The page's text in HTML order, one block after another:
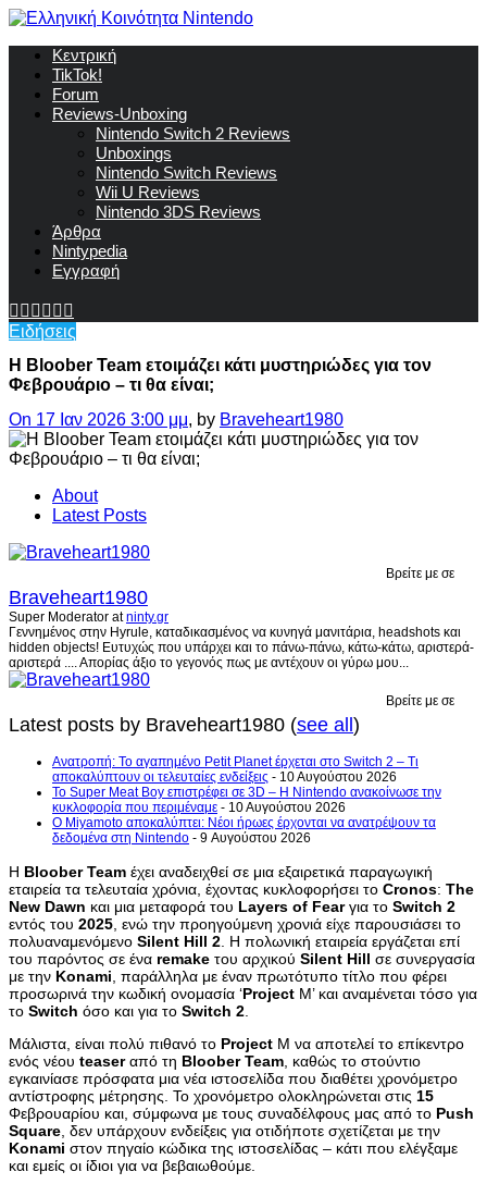
Κεντρική
TikTok!
Forum
Reviews-Unboxing
Nintendo Switch 2 Reviews
Unboxings
Nintendo Switch Reviews
Wii U Reviews
Nintendo 3DS Reviews
Άρθρα
Nintypedia
Εγγραφή
Ειδήσεις
Η Bloober Team ετοιμάζει κάτι μυστηριώδες για τον
Φεβρουάριο – τι θα είναι;
On 17 Ιαν 2026 3:00 μμ, by Braveheart1980
About
Latest Posts
Βρείτε με σε
Braveheart1980
Super Moderator atninty.gr
Γεννημένος στην Hyrule, καταδικασμένος να κυνηγά μανιτάρια, headshots και
hidden objects! Ευτυχώς που υπάρχει και το πάνω-πάνω, κάτω-κάτω, αριστερά-
αριστερά .... Απορίας άξιο το γεγονός πως με αντέχουν οι γύρω μου...
Βρείτε με σε
Latest posts by Braveheart1980 (see all)
Ανατροπή: Το αγαπημένο Petit Planet έρχεται στο Switch 2 – Τι
αποκαλύπτουν οι τελευταίες ενδείξεις - 10 Αυγούστου 2026
Το Super Meat Boy επιστρέφει σε 3D – Η Nintendo ανακοίνωσε την
κυκλοφορία που περιμέναμε - 10 Αυγούστου 2026
Ο Miyamoto αποκαλύπτει: Νέοι ήρωες έρχονται να ανατρέψουν τα
δεδομένα στη Nintendo - 9 Αυγούστου 2026
Η Bloober Team έχει αναδειχθεί σε μια εξαιρετικά παραγωγική
εταιρεία τα τελευταία χρόνια, έχοντας κυκλοφορήσει το Cronos: The
New Dawn και μια μεταφορά του Layers of Fearγια το Switch 2
εντός του 2025 , ενώ την προηγούμενη χρονιά είχε παρουσιάσει το
πολυαναμενόμενο Silent Hill 2 . Η πολωνική εταιρεία εργάζεται επί
του παρόντος σε ένα remake του αρχικού Silent Hill σε συνεργασία
με την Konami , παράλληλα με έναν πρωτότυπο τίτλο που φέρει
προσωρινά την κωδική ονομασία ‘Project M’ και αναμένεται τόσο για
το Switch όσο και για το Switch 2
Μάλιστα, είναι πολύ πιθανό το Project M να αποτελεί το επίκεντρο
ενός νέου teaserαπό τη Bloober Team , καθώς το στούντιο
εγκαινίασε πρόσφατα μια νέα ιστοσελίδα που διαθέτει χρονόμετρο
αντίστροφης μέτρησης. Το χρονόμετρο ολοκληρώνεται στις 15
Φεβρουαρίου και, σύμφωνα με τους συναδέλφους μας από το Push
Square , δεν υπάρχουν ενδείξεις για οτιδήποτε σχετίζεται με την
Konami στον πηγαίο κώδικα της ιστοσελίδας – κάτι που ελέγξαμε
και εμείς οι ίδιοι για να βεβαιωθούμε.